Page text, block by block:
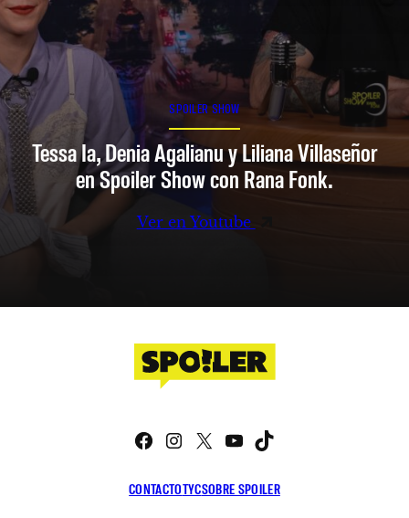
SPOILER SHOW
Tessa Ia, Denia Agalianu y Liliana Villaseñor
en Spoiler Show con Rana Fonk.
Ver en Youtube
CONTACTOTYCSOBRE SPOILER
Facebook
Instagram
X YouTube